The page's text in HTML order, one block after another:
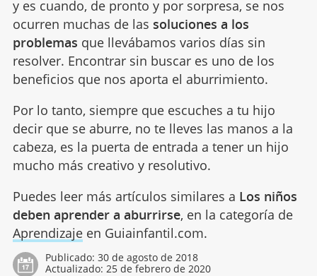
y es cuando, de pronto y por sorpresa, se nos
ocurren muchas de las soluciones a los
problemas que llevábamos varios días sin
resolver. Encontrar sin buscar es uno de los
beneficios que nos aporta el aburrimiento.
Por lo tanto, siempre que escuches a tu hijo
decir que se aburre, no te lleves las manos a la
cabeza, es la puerta de entrada a tener un hijo
mucho más creativo y resolutivo.
Puedes leer más artículos similares a Los niños
deben aprender a aburrirse, en la categoría de
Aprendizajeen Guiainfantil.com.
Publicado: 30 de agosto de 2018
Actualizado: 25 de febrero de 2020